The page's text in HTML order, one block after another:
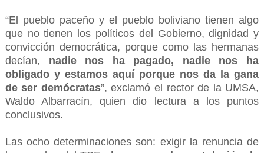
“El pueblo paceño y el pueblo boliviano tienen algo
que no tienen los políticos del Gobierno, dignidad y
convicción democrática, porque como las hermanas
decían, nadie nos ha pagado, nadie nos ha
obligado y estamos aquí porque nos da la gana
de ser demócratas”, exclamó el rector de la UMSA,
Waldo Albarracín, quien dio lectura a los puntos
conclusivos.
Las ocho determinaciones son: exigir la renuncia de